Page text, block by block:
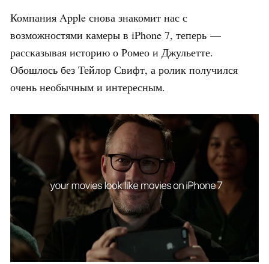
Компания Apple снова знакомит нас с
возможностями камеры в iPhone 7, теперь —
рассказывая историю о Ромео и Джульетте.
Обошлось без Тейлор Свифт, а ролик получился
очень необычным и интересным.